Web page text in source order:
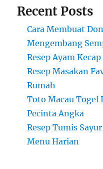
Recent Posts
Cara Membuat
Mengembang
Resep Ayam
Resep Masakan
Rumah
Toto Macau Togel
Pecinta Angka
Resep Tumis
Menu Harian